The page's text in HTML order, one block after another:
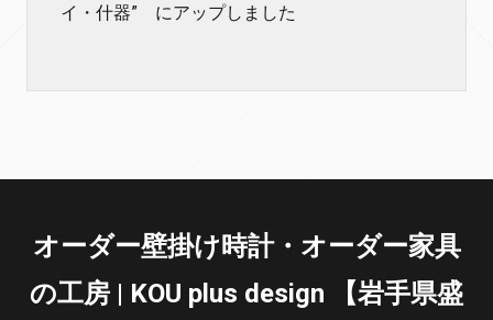
イ・什器” にアップしました
オーダー壁掛け時計・オーダー家具
の工房 | KOU plus design 【岩手県盛